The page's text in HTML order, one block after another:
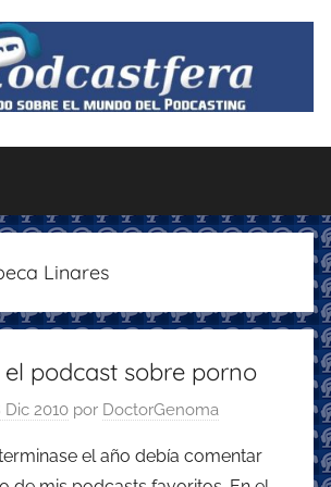
Linares
el podcast sobre porno
Dic 2010 por DoctorGenoma
el año debía comentar